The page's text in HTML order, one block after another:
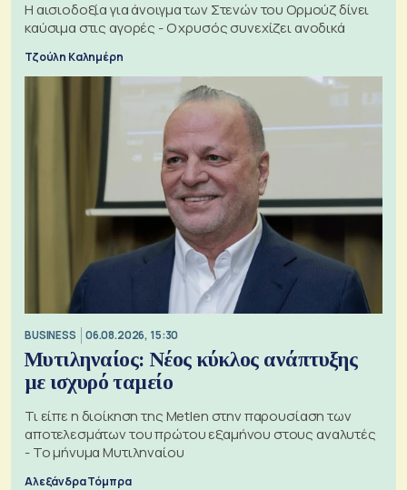
Η αισιοδοξία για άνοιγμα των Στενών του Ορμούζ δίνει
καύσιμα στις αγορές - Ο χρυσός συνεχίζει ανοδικά
Τζούλη Καλημέρη
BUSINESS 06.08.2026, 15:30
Μυτιληναίος: Νέος κύκλος ανάπτυξης
με ισχυρό ταμείο
Τι είπε η διοίκηση της Metlen στην παρουσίαση των
αποτελεσμάτων του πρώτου εξαμήνου στους αναλυτές
- Το μήνυμα Μυτιληναίου
Αλεξάνδρα Τόμπρα